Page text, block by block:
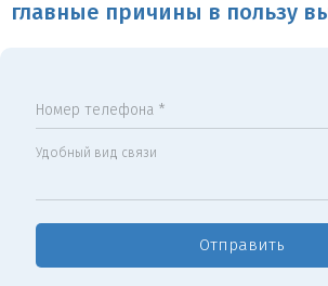
главные причины в пользу
Номер телефона *
Удобный вид связи
Отправить